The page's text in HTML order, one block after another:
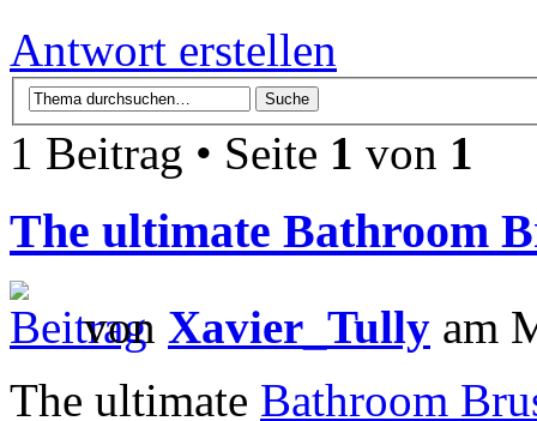
Antwort erstellen
1 Beitrag • Seite 1 von 1
The ultimate Bathroom
von Xavier_Tully am
The ultimate Bathroom